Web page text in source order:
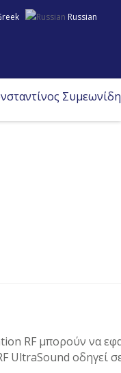
Russian
RF μπορούν να
οδηγεί